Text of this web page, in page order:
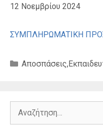
12 Νοεμβρίου 2024
ΣΥΜΠΛΗΡΩΜΑΤΙΚΗ
Κατηγορίες
Αποσπάσεις,
Αναζήτηση